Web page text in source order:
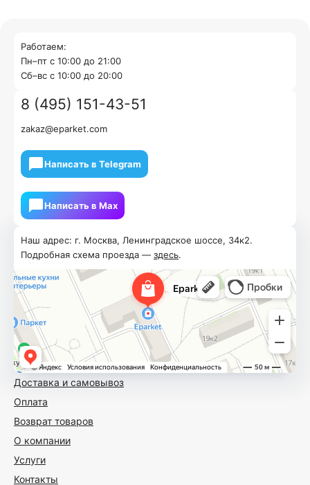
Доставка и самовывоз
Оплата
Возврат товаров
О компании
Услуги
Контакты
Наш адрес: г. Москва, Ленинградское шоссе, 34к2.
Подробная схема проезда — здесь.
Работаем:
Пн–пт с 10:00 до 21:00
Cб–вс с 10:00 до 20:00
8 (495) 151-43-51
zakaz@eparket.com
Написать в Telegram
Написать в Мах